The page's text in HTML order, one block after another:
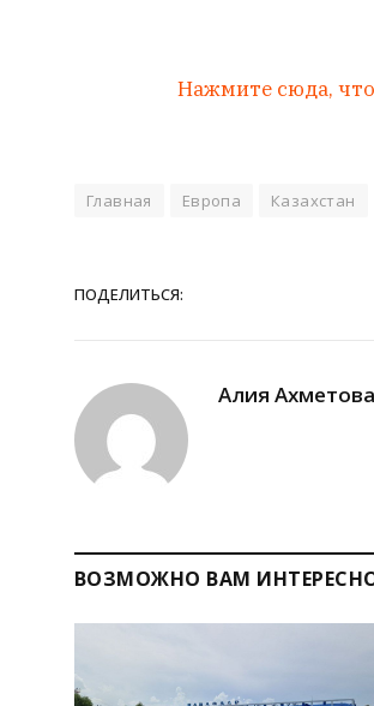
Нажмите сюда,
Главная Европа Казахстан
ПОДЕЛИТЬСЯ:
Алия Ахметова
ВОЗМОЖНО ВАМ